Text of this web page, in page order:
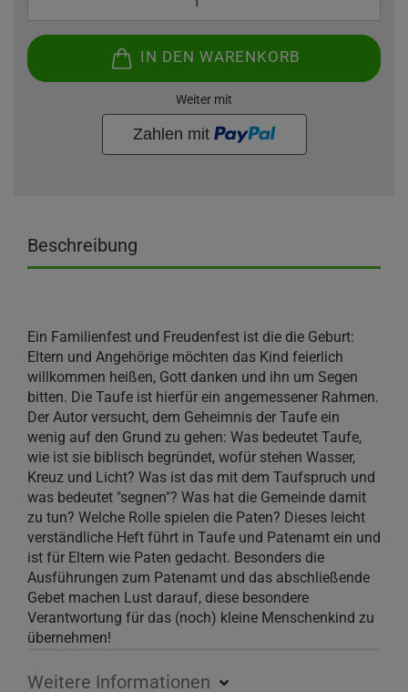
IN DEN WARENKORB
Weiter mit
Beschreibung
Ein Familienfest und Freudenfest ist die die Geburt:
Eltern und Angehörige möchten das Kind feierlich
willkommen heißen, Gott danken und ihn um Segen
bitten. Die Taufe ist hierfür ein angemessener Rahmen.
Der Autor versucht, dem Geheimnis der Taufe ein
wenig auf den Grund zu gehen: Was bedeutet Taufe,
wie ist sie biblisch begründet, wofür stehen Wasser,
Kreuz und Licht? Was ist das mit dem Taufspruch und
was bedeutet "segnen"? Was hat die Gemeinde damit
zu tun? Welche Rolle spielen die Paten? Dieses leicht
verständliche Heft führt in Taufe und Patenamt ein und
ist für Eltern wie Paten gedacht. Besonders die
Ausführungen zum Patenamt und das abschließende
Gebet machen Lust darauf, diese besondere
Verantwortung für das (noch) kleine Menschenkind zu
übernehmen!
Weitere Informationen